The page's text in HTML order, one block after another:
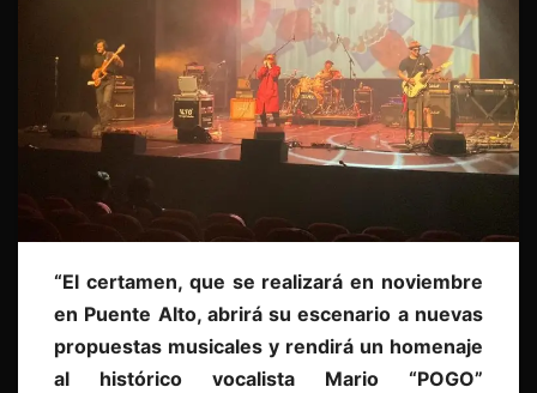
“El certamen, que se realizará en noviembre
en Puente Alto, abrirá su escenario a nuevas
propuestas musicales y rendirá un homenaje
al histórico vocalista Mario “POGO”